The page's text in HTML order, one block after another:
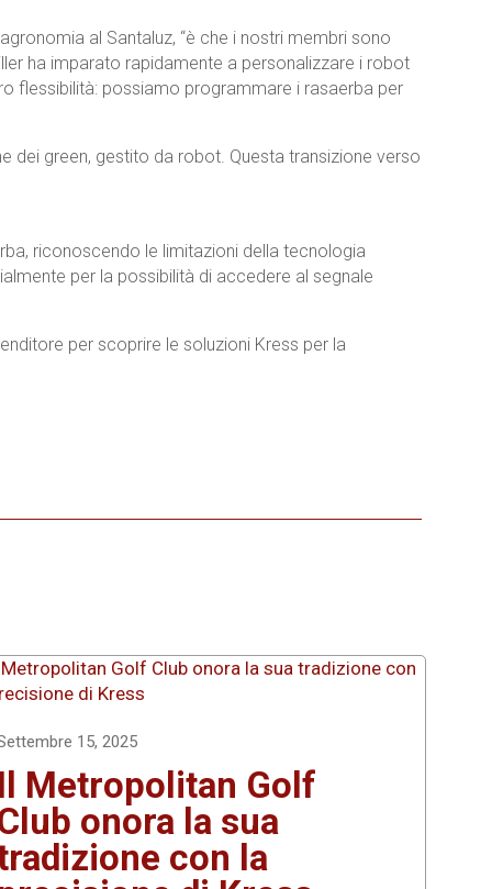
al Santaluz, “è che i nostri membri sono
ha imparato rapidamente a personalizzare i robot
flessibilità: possiamo programmare i rasaerba per
dei green, gestito da robot. Questa transizione verso
riconoscendo le limitazioni della tecnologia
per la possibilità di accedere al segnale
per scoprire le soluzioni Kress per la
15, 2025
Il Metropolitan Golf
onora la sua
con la